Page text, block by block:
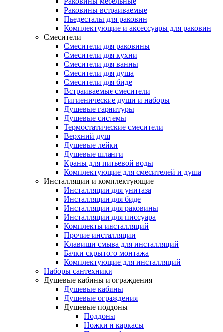
Раковины встраиваемые
Пьедесталы для раковин
Комплектующие и аксессуары для раковин
Смесители
Смесители для раковины
Смесители для кухни
Смесители для ванны
Смесители для душа
Смесители для биде
Встраиваемые смесители
Гигиенические души и наборы
Душевые гарнитуры
Душевые системы
Термостатические смесители
Верхний душ
Душевые лейки
Душевые шланги
Краны для питьевой воды
Комплектующие для смесителей и душа
Инсталляции и комплектующие
Инсталляции для унитаза
Инсталляции для биде
Инсталляции для раковины
Инсталляции для писсуара
Комплекты инсталляций
Прочие инсталляции
Клавиши смыва для инсталляций
Бачки скрытого монтажа
Комплектующие для инсталляций
Наборы сантехники
Душевые кабины и ограждения
Душевые кабины
Душевые ограждения
Душевые поддоны
Поддоны
Ножки и каркасы